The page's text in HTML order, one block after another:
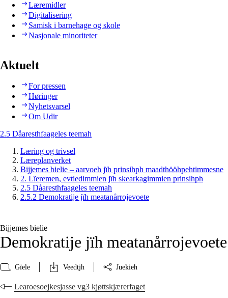
Læremidler
Digitalisering
Samisk i barnehage og skole
Nasjonale minoriteter
Aktuelt
For pressen
Høringer
Nyhetsvarsel
Om Udir
2.5 Dåaresthfaageles teemah
Læring og trivsel
Læreplanverket
Bijjemes bielie – aarvoeh jïh prinsihph maadthööhpehtimmesne
2. Lïeremen, evtiedimmien jïh skearkagimmien prinsihph
2.5 Dåaresthfaageles teemah
2.5.2 Demokratije jïh meatanårrojevoete
Bijjemes bielie
Demokratije jïh meatanårrojevoete
Gïele Veedtjh Juekieh
Learoesoejkesjasse vg3 kjøttskjærerfaget